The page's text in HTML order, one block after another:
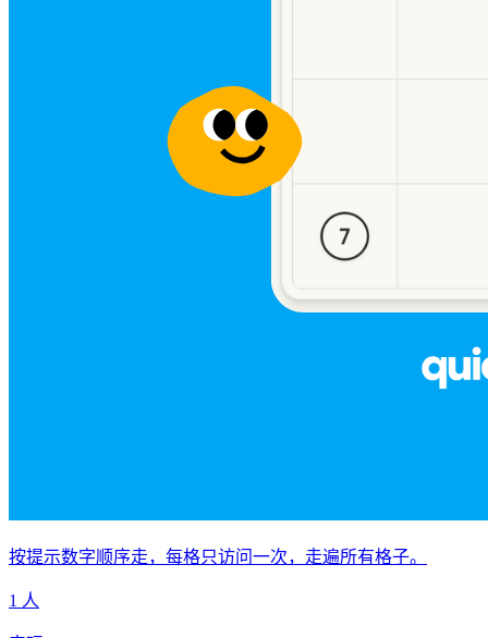
按提示数字顺序走，每格只访问一次，走遍所有格子。
1 人